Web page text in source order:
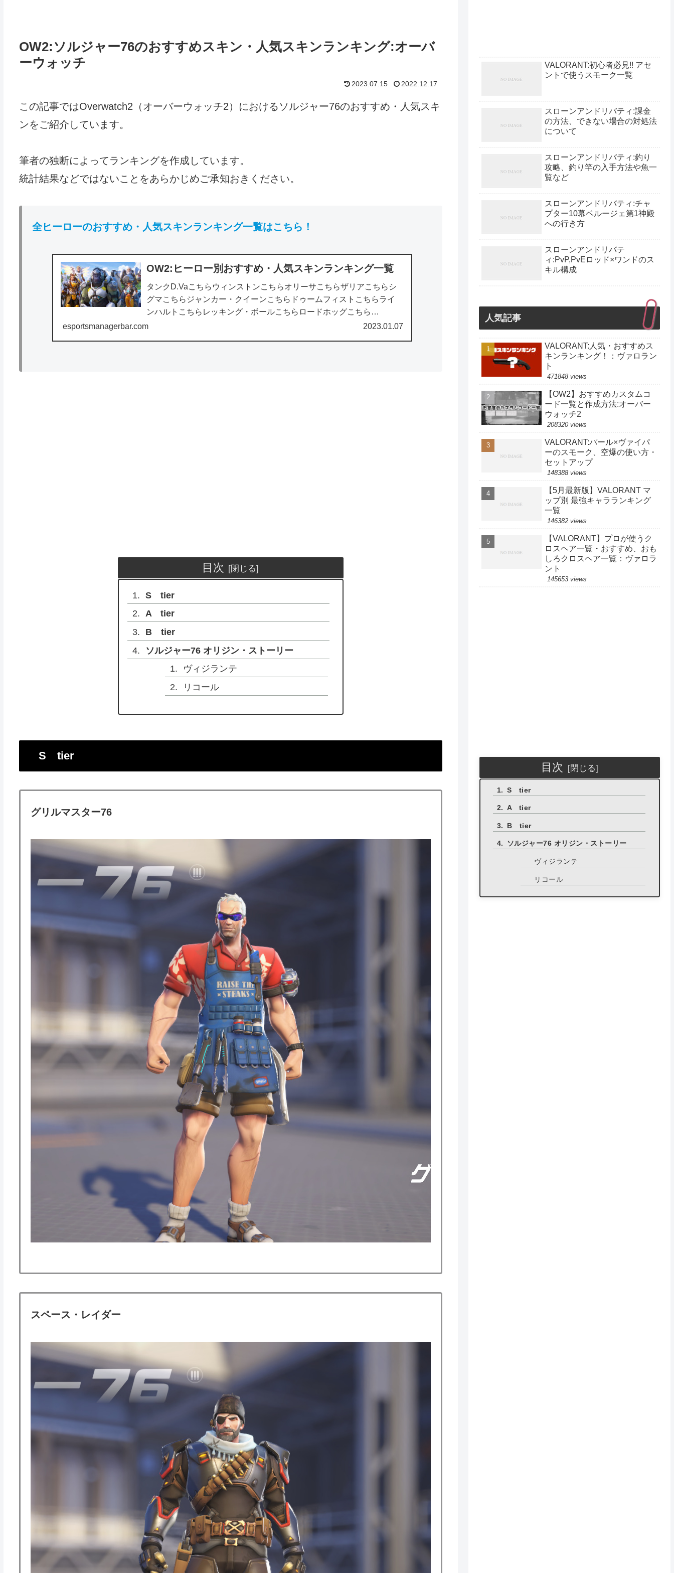
OW2:ソルジャー76のおすすめスキン・人気スキンランキング:オーバ
ーウォッチ
2023.07.15 2022.12.17
この記事ではOverwatch2（オーバーウォッチ2）におけるソルジャー76のおすすめ・人気スキ
ンをご紹介しています。
筆者の独断によってランキングを作成しています。
統計結果などではないことをあらかじめご承知おきください。
全ヒーローのおすすめ・人気スキンランキング一覧はこちら！
OW2:ヒーロー別おすすめ・人気スキンランキング一覧
タンクD.Vaこちらウィンストンこちらオリーサこちらザリアこちらシ
グマこちらジャンカー・クイーンこちらドゥームフィストこちらライ
ンハルトこちらレッキング・ボールこちらロードホッグこちら
(adsbygoogle = window.a...
esportsmanagerbar.com 2023.01.07
目次
S tier
A tier
B tier
ソルジャー76 オリジン・ストーリー
ヴィジランテ
リコール
S tier
グリルマスター76
スペース・レイダー
VALORANT:初心者必見!! アセ
ントで使うスモーク一覧
スローンアンドリバティ:課金
の方法、できない場合の対処法
について
スローンアンドリバティ:釣り
攻略、釣り竿の入手方法や魚一
覧など
スローンアンドリバティ:チャ
プター10幕ベルージェ第1神殿
への行き方
スローンアンドリバテ
ィ:PvP,PvEロッド×ワンドのス
キル構成
人気記事
VALORANT:人気・おすすめス
キンランキング！：ヴァロラン
ト
471848 views
【OW2】おすすめカスタムコ
ード一覧と作成方法:オーバー
ウォッチ2
208320 views
VALORANT:パール×ヴァイパ
ーのスモーク、空爆の使い方・
セットアップ
148388 views
【5月最新版】VALORANT マ
ップ別 最強キャラランキング
一覧
146382 views
【VALORANT】プロが使うク
ロスヘア一覧・おすすめ、おも
しろクロスヘア一覧：ヴァロラ
ント
145653 views
目次
S tier
A tier
B tier
ソルジャー76 オリジン・ストーリー
ヴィジランテ
リコール